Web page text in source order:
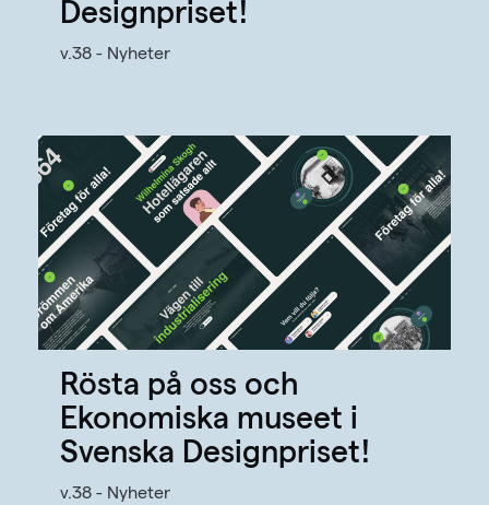
Designpriset!
v.38 - Nyheter
Rösta på oss och
Ekonomiska museet i
Svenska Designpriset!
v.38 - Nyheter